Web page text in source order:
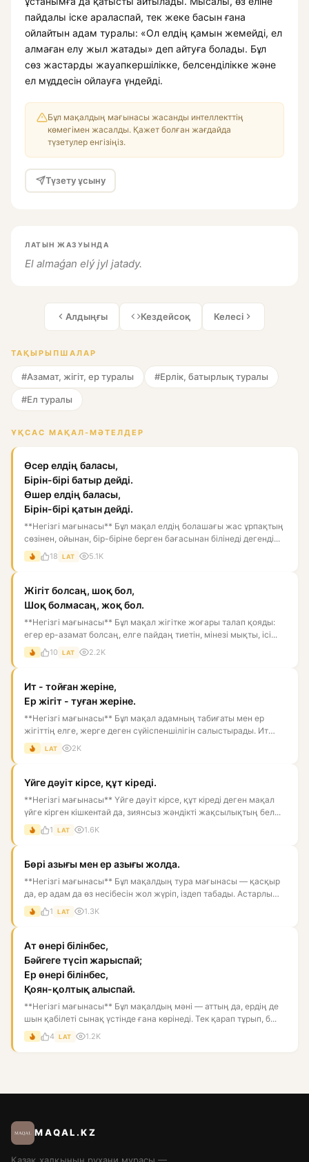
пайдалы іске араласпай, тек жеке басын ғана
ойлайтын адам туралы: «Ол елдің қамын жемейді, ел
алмаған елу жыл жатады» деп айтуға болады. Бұл
сөз жастарды жауапкершілікке, белсенділікке және
ел мүддесін ойлауға үндейді.
Бұл мақалдың мағынасы жасанды интеллекттің
көмегімен жасалды. Қажет болған жағдайда
түзетулер енгізіңіз.
Түзету ұсыну
ЛАТЫН ЖАЗУЫНДА
El almaǵan elý jyl jatady.
Алдыңғы Кездейсоқ Келесі
ТАҚЫРЫПШАЛАР
#Азамат, жігіт, ер туралы #Ерлік, батырлық туралы
#Ел туралы
ҰҚСАС МАҚАЛ-МӘТЕЛДЕР
Өсер елдің баласы,
Бірін-бірі батыр дейді.
Өшер елдің баласы,
Бірін-бірі қатын дейді.
**Негізгі мағынасы** Бұл мақал елдің болашағы жас ұрпақтың
сөзінен, ойынан, бір-біріне берген бағасынан білінеді дегенді...
18 LAT 5.1K
Жігіт болсаң, шоқ бол,
Шоқ болмасаң, жоқ бол.
**Негізгі мағынасы** Бұл мақал жігітке жоғары талап қояды:
егер ер-азамат болсаң, елге пайдаң тиетін, мінезі мықты, ісі...
10 LAT 2.2K
Ит - тойған жеріне,
Ер жігіт - туған жеріне.
**Негізгі мағынасы** Бұл мақал адамның табиғаты мен ер
жігіттің елге, жерге деген сүйіспеншілігін салыстырады. Ит
тойған...
LAT 2K
Үйге дәуіт кірсе, құт кіреді.
**Негізгі мағынасы** Үйге дәуіт кірсе, құт кіреді деген мақал
үйге кірген кішкентай да, зиянсыз жәндікті жақсылықтың бел...
1 LAT 1.6K
Бөрі азығы мен ер азығы жолда.
**Негізгі мағынасы** Бұл мақалдың тура мағынасы — қасқыр
да, ер адам да өз несібесін жол жүріп, іздеп табады. Астарлы
ма...
1 LAT 1.3K
Ат өнері білінбес,
Бәйгеге түсіп жарыспай;
Ер өнері білінбес,
Қоян-қолтық алыспай.
**Негізгі мағынасы** Бұл мақалдың мәні — аттың да, ердің де
шын қабілеті сынақ үстінде ғана көрінеді. Тек қарап тұрып, б...
4 LAT 1.2K
MAQAL.KZ
Қазақ халқының рухани мұрасы —